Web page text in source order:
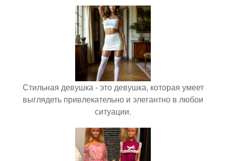
Стильная девушка - это девушка, которая умеет
выглядеть привлекательно и элегантно в любои
ситуации.